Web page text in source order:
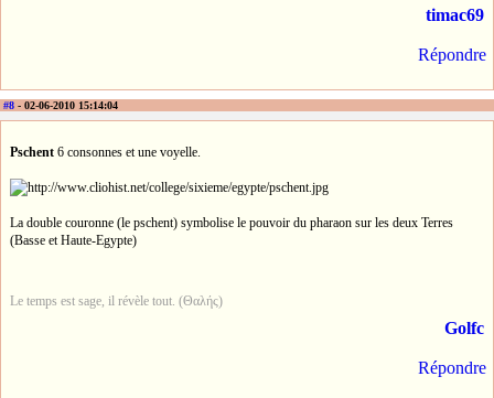
timac69
Répondre
#8 - 02-06-2010 15:14:04
Pschent 6 consonnes et une voyelle.
La double couronne (le pschent) symbolise le pouvoir du pharaon sur les deux Terres
(Basse et Haute-Egypte)
Le temps est sage, il révèle tout. (Θαλής)
Golfc
Répondre